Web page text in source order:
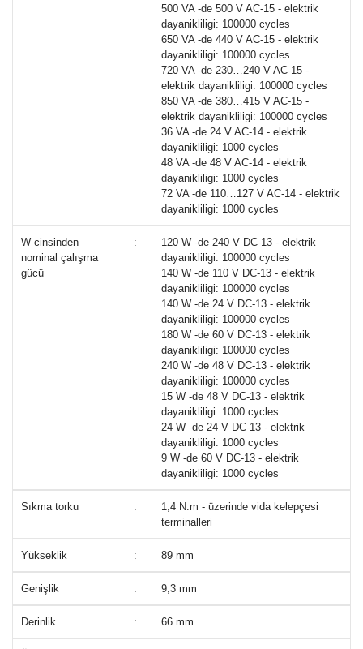
500 VA -de 500 V AC-15 - elektrik
dayanikliligi: 100000 cycles
650 VA -de 440 V AC-15 - elektrik
dayanikliligi: 100000 cycles
720 VA -de 230…240 V AC-15 -
elektrik dayanikliligi: 100000 cycles
850 VA -de 380…415 V AC-15 -
elektrik dayanikliligi: 100000 cycles
36 VA -de 24 V AC-14 - elektrik
dayanikliligi: 1000 cycles
48 VA -de 48 V AC-14 - elektrik
dayanikliligi: 1000 cycles
72 VA -de 110…127 V AC-14 - elektrik
dayanikliligi: 1000 cycles
W cinsinden
nominal çalışma
gücü
:
120 W -de 240 V DC-13 - elektrik
dayanikliligi: 100000 cycles
140 W -de 110 V DC-13 - elektrik
dayanikliligi: 100000 cycles
140 W -de 24 V DC-13 - elektrik
dayanikliligi: 100000 cycles
180 W -de 60 V DC-13 - elektrik
dayanikliligi: 100000 cycles
240 W -de 48 V DC-13 - elektrik
dayanikliligi: 100000 cycles
15 W -de 48 V DC-13 - elektrik
dayanikliligi: 1000 cycles
24 W -de 24 V DC-13 - elektrik
dayanikliligi: 1000 cycles
9 W -de 60 V DC-13 - elektrik
dayanikliligi: 1000 cycles
Sıkma torku :
1,4 N.m - üzerinde vida kelepçesi
terminalleri
Yükseklik : 89 mm
Genişlik : 9,3 mm
Derinlik : 66 mm